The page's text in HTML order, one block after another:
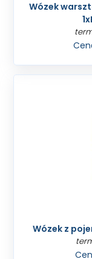
Wózek
Wózek z